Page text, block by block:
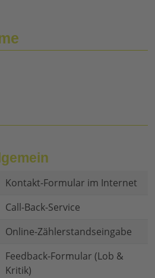
Kontakt-Formular im Internet
Call-Back-Service
Online-Zählerstandseingabe
Feedback-Formular (Lob &
Kritik)